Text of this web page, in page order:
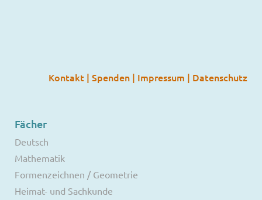
Kontakt | Spenden | Impressum | Datenschutz
Fächer
Deutsch
Mathematik
Formenzeichnen / Geometrie
Heimat- und Sachkunde